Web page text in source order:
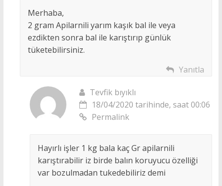
Merhaba,
2 gram Apilarnili yarım kaşık bal ile veya
ezdikten sonra bal ile karıştırıp günlük
tüketebilirsiniz.
Yanıtla
Tevfik bıyıklı
18/04/2020 tarihinde, saat 00:06
Permalink
Hayırlı işler 1 kg bala kaç Gr apilarnili
karıştırabilir iz birde balın koruyucu özelliği
var bozulmadan tukedebiliriz demi